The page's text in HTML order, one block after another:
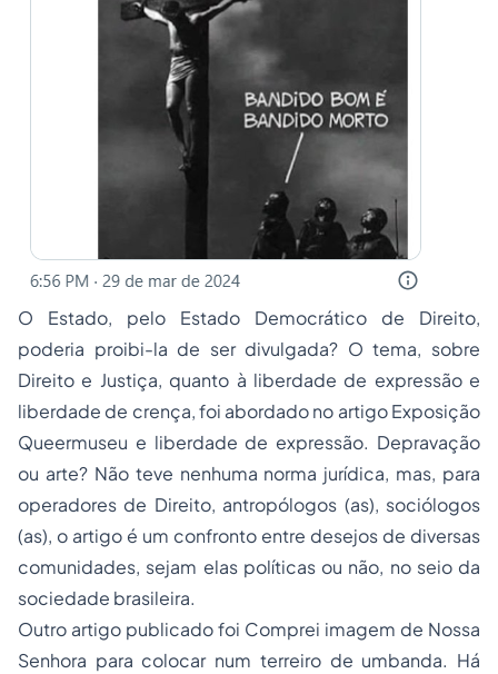
O Estado, pelo Estado Democrático de Direito,
poderia proibi-la de ser divulgada? O tema, sobre
Direito e Justiça, quanto à liberdade de expressão e
liberdade de crença, foi abordado no artigoExposição
Queermuseu e liberdade de expressão. Depravação
ou arte? Não teve nenhuma norma jurídica, mas, para
operadores de Direito, antropólogos (as), sociólogos
(as), o artigo é um confronto entre desejos de diversas
comunidades, sejam elas políticas ou não, no seio da
sociedade brasileira.
Outro artigo publicado foi Comprei imagem de Nossa
Senhora para colocar num terreiro de umbanda. Há